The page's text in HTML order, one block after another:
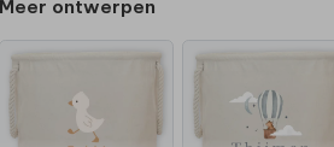
Meer ontwerpen